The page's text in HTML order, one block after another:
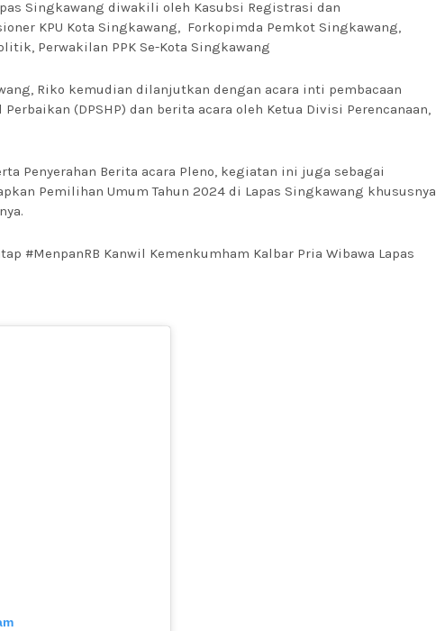
Singkawang diwakili oleh Kasubsi Registrasi dan
KPU Kota Singkawang, Forkopimda Pemkot Singkawang,
Perwakilan PPK Se-Kota Singkawang
Riko kemudian dilanjutkan dengan acara inti pembacaan
(DPSHP) dan berita acara oleh Ketua Divisi Perencanaan,
Penyerahan Berita acara Pleno, kegiatan ini juga sebagai
Pemilihan Umum Tahun 2024 di Lapas Singkawang khususnya
#MenpanRB Kanwil Kemenkumham Kalbar Pria Wibawa Lapas